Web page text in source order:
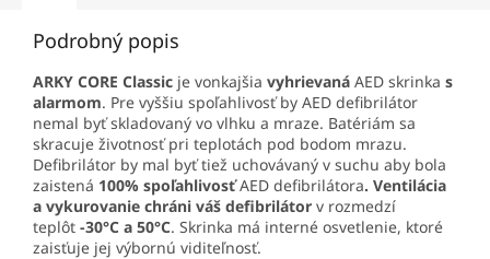
Podrobný popis
ARKY CORE Classic je vonkajšia vyhrievaná AED skrinka s
alarmom. Pre vyššiu spoľahlivosť by AED defibrilátor
nemal byť skladovaný vo vlhku a mraze. Batériám sa
skracuje životnosť pri teplotách pod bodom mrazu.
Defibrilátor by mal byť tiež uchovávaný v suchu aby bola
zaistená 100% spoľahlivosť AED defibrilátora. Ventilácia
a vykurovanie chráni váš defibrilátor v rozmedzí
teplôt -30°C a 50°C. Skrinka má interné osvetlenie, ktoré
zaisťuje jej výbornú viditeľnosť.